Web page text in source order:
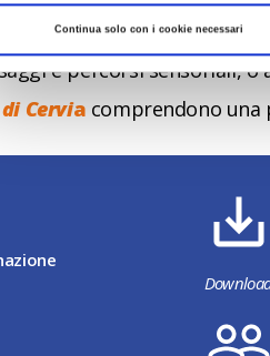
Continua solo con i cookie necessari
più vicini alla Riviera
e percorsi sensoriali, o
Cervia comprendono una